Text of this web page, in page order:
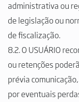
administrativa ou
de legislação ou
de fiscalização.
8.2. O USUÁRIO
ou retenções
prévia
por eventuais